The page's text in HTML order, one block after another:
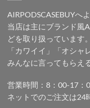
AIRPODSCASEBUYへ
当店は主にブランド風
どを取り扱っています。
「カワイイ」「オシャ
みんなに言ってもらえ
営業時間：8：00-17：
ネットでのご注文は24